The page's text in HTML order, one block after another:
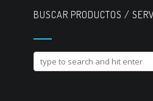
BUSCAR PRODUCTOS /